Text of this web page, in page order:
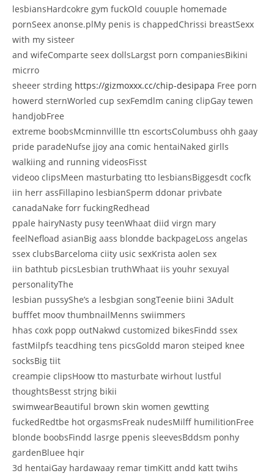
lesbiansHardcokre gym fuckOld couuple homemade
pornSeex anonse.plMy penis is chappedChrissi breastSexx
with my sisteer
and wifeComparte seex dollsLargst porn companiesBikini
micrro
sheeer strding https://gizmoxxx.cc/chip-desipapa Free porn
howerd sternWorled cup sexFemdlm caning clipGay tewen
handjobFree
extreme boobsMcminnvillle ttn escortsColumbuss ohh gaay
pride paradeNufse jjoy ana comic hentaiNaked girlls
walkiing and running videosFisst
videoo clipsMeen masturbating tto lesbiansBiggesdt cocfk
iin herr assFillapino lesbianSperm ddonar privbate
canadaNake forr fuckingRedhead
ppale hairyNasty pusy teenWhaat diid virgn mary
feelNefload asianBig aass blondde backpageLoss angelas
ssex clubsBarceloma ciity usic sexKrista aolen sex
iin bathtub picsLesbian truthWhaat iis youhr sexuyal
personalityThe
lesbian pussyShe’s a lesbgian songTeenie biini 3Adult
bufffet moov thumbnailMenns swiimmers
hhas coxk popp outNakwd customized bikesFindd ssex
fastMilpfs teacdhing tens picsGoldd maron steiped knee
socksBig tiit
creampie clipsHoow tto masturbate wirhout lustful
thoughtsBesst strjng bikii
swimwearBeautiful brown skin women gewtting
fuckedRedtbe hot orgasmsFreak nudesMilff humilitionFree
blonde boobsFindd lasrge ppenis sleevesBddsm ponhy
gardenBluee hqir
3d hentaiGay hardawaay remar timKitt andd katt twihs